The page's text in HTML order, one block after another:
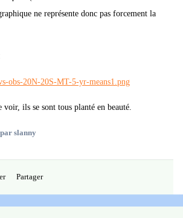
ne représente donc pas forcement la
ils se sont tous planté en beauté.
par slanny
Partager